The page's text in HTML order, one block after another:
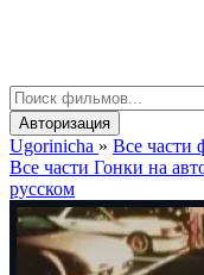
Авторизация
Ugorinicha » Все части
Все части Гонки на
русском